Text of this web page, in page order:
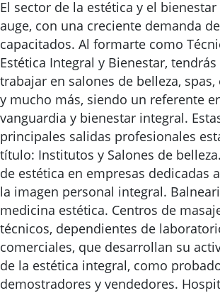
El sector de la estética y el
auge, con una creciente demanda
capacitados. Al formarte como
Estética Integral y Bienestar,
trabajar en salones de belleza,
y mucho más, siendo un referente
vanguardia y bienestar integral.
principales salidas profesionales
título: Institutos y Salones de
de estética en empresas dedicadas
la imagen personal integral.
medicina estética. Centros de
técnicos, dependientes de
comerciales, que desarrollan su
de la estética integral, como
demostradores y vendedores.